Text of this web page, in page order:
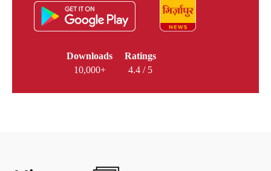
Downloads
10,000+
Ratings
4.4 / 5